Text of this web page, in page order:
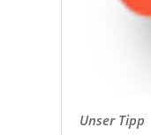
Unser Tipp